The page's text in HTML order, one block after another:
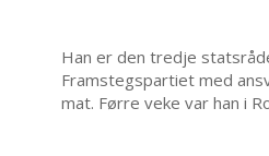
Han er den tredje
Framstegspartiet med
mat. Førre veke var han i